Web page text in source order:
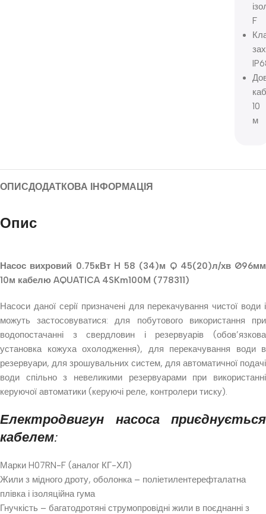
F
10
м
ОПИСДОДАТКОВА ІНФОРМАЦІЯ
Опис
Насос вихровий 0.75кВт H 58 (34)м Q 45(20)л/хв Ø96мм
10м кабелю AQUATICA 4SKm100M (778311)
Насоси даної серії призначені для перекачування чистої води і
можуть застосовуватися: для побутового використання при
водопостачанні з свердловин і резервуарів (обов’язкова
установка кожуха охолодження), для перекачування води в
резервуари, для зрошувальних систем, для автоматичної подачі
води спільно з невеликими резервуарами при використанні
керуючої автоматики (керуючі реле, контролери тиску).
Електродвигун насоса приєднується
кабелем:
Марки H07RN-F (аналог КГ-ХЛ)
Жили з мідного дроту, оболонка – поліетилентерефталатна
плівка і ізоляційна гума
Гнучкість – багатодротяні струмопровідні жили в поєднанні з